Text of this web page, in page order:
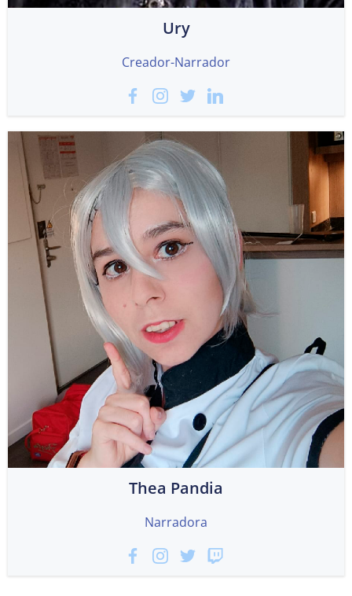
Ury
Creador-Narrador
Thea Pandia
Narradora